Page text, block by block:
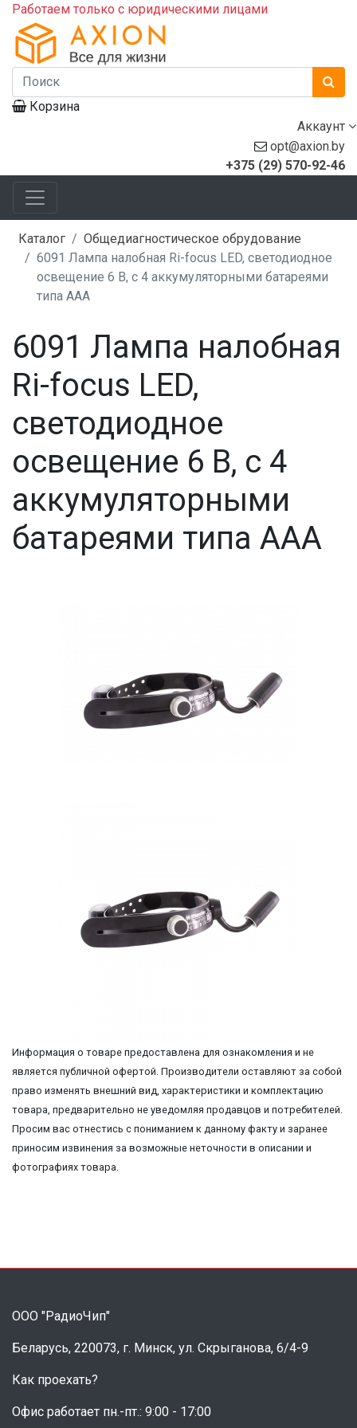
Работаем только с юридическими лицами
Корзина
Аккаунт
opt@axion.by
+375 (29) 570-92-46
Каталог
Общедиагностическое обрудование
6091 Лампа налобная Ri-focus LED, светодиодное
освещение 6 В, с 4 аккумуляторными батареями
типа ААА
6091 Лампа налобная
Ri-focus LED,
светодиодное
освещение 6 В, с 4
аккумуляторными
батареями типа ААА
Информация о товаре предоставлена для ознакомления и не
является публичной офертой. Производители оставляют за собой
право изменять внешний вид, характеристики и комплектацию
товара, предварительно не уведомляя продавцов и потребителей.
Просим вас отнестись с пониманием к данному факту и заранее
приносим извинения за возможные неточности в описании и
фотографиях товара.
ООО "РадиоЧип"
Беларусь, 220073, г. Минск, ул. Скрыганова, 6/4-9
Как проехать?
Офис работает пн.-пт.: 9:00 - 17:00